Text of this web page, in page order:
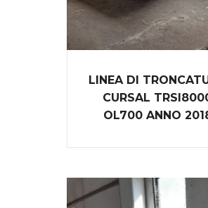
LINEA DI
CURSAL
OL700 ANNO